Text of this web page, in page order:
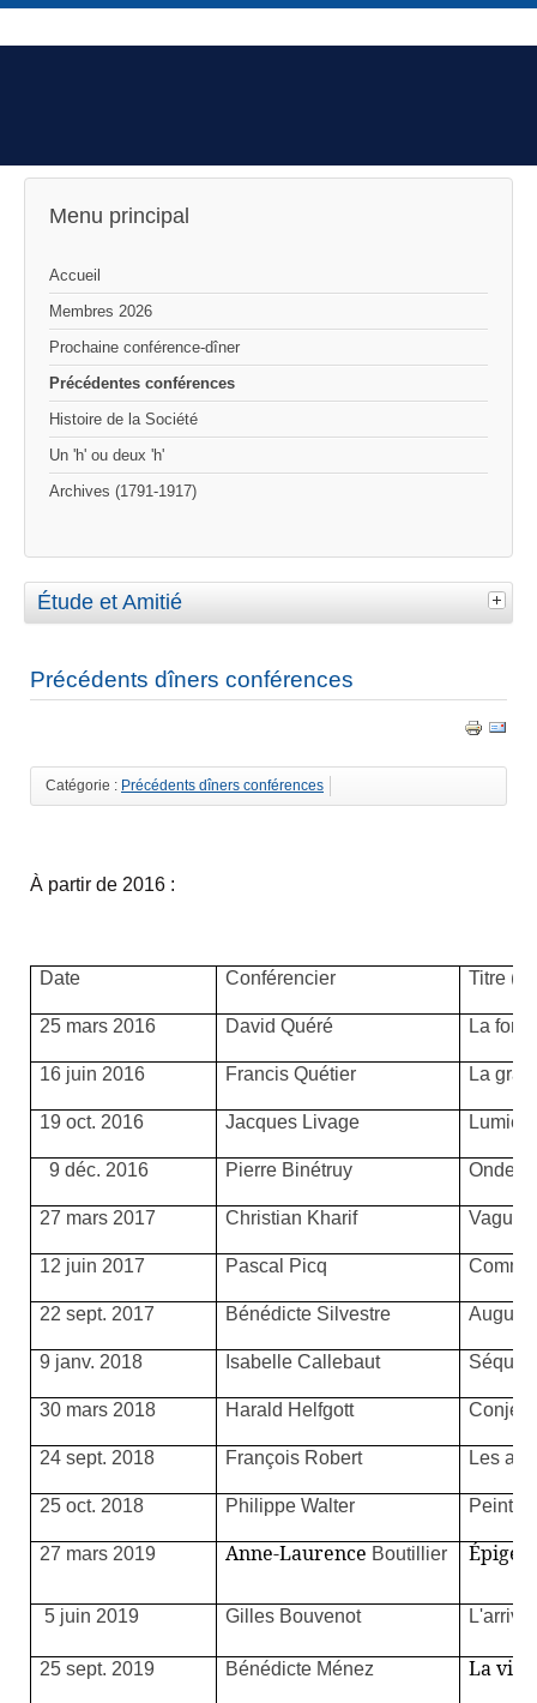
Menu principal
Accueil
Membres 2026
Prochaine conférence-dîner
Précédentes conférences
Histoire de la Société
Un 'h' ou deux 'h'
Archives (1791-1917)
Étude et Amitié
Précédents dîners conférences
Catégorie : Précédents dîners conférences
À partir de 2016 :
Date Conférencier Titre
25 mars 2016 David Quéré La
16 juin 2016 Francis Quétier La
19 oct. 2016 Jacques Livage
9 déc. 2016 Pierre Binétruy Ondes
27 mars 2017 Christian Kharif
12 juin 2017 Pascal Picq
22 sept. 2017 Bénédicte Silvestre
9 janv. 2018 Isabelle Callebaut
30 mars 2018 Harald Helfgott
24 sept. 2018 François Robert Les
25 oct. 2018 Philippe Walter
27 mars 2019 Anne-Laurence Boutillier
5 juin 2019 Gilles Bouvenot
25 sept. 2019 Bénédicte Ménez La vie